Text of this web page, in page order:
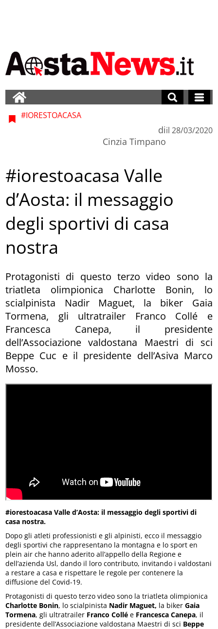
#IORESTOACASA
di
Cinzia Timpano
il 28/03/2020
#iorestoacasa Valle
d’Aosta: il messaggio
degli sportivi di casa
nostra
Protagonisti di questo terzo video sono la
triatleta olimpionica Charlotte Bonin, lo
scialpinista Nadir Maguet, la biker Gaia
Tormena, gli ultratrailer Franco Collé e
Francesca Canepa, il presidente
dell’Associazione valdostana Maestri di sci
Beppe Cuc e il presidente dell’Asiva Marco
Mosso.
#iorestoacasa Valle d’Aosta: il messaggio degli sportivi di
casa nostra.
Dopo gli atleti professionisti e gli alpinisti, ecco il messaggio
degli sportivi che rappresentano la montagna e lo sport en
plein air che hanno aderito all’appello della Regione e
dell’azienda Usl, dando il loro contributo, invitando i valdostani
a restare a casa e rispettare le regole per contenere la
diffusione del Covid-19.
Protagonisti di questo terzo video sono la triatleta olimpionica
Charlotte Bonin, lo scialpinista Nadir Maguet, la biker Gaia
Tormena, gli ultratrailer Franco Collé e Francesca Canepa, il
presidente dell’Associazione valdostana Maestri di sci Beppe